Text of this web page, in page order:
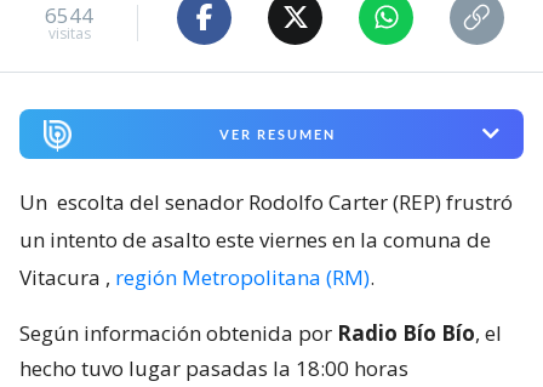
6544
visitas
VER RESUMEN
Un escolta del senador Rodolfo Carter (REP) frustró
un intento de asalto este viernes en la comuna de
Vitacura , región Metropolitana (RM).
Según información obtenida por Radio Bío Bío, el
hecho tuvo lugar pasadas la 18:00 horas